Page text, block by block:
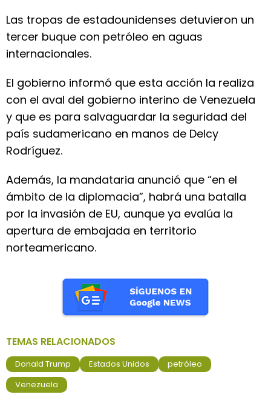
Las tropas de estadounidenses detuvieron un
tercer buque con petróleo en aguas
internacionales.
El gobierno informó que esta acción la realiza
con el aval del gobierno interino de Venezuela
y que es para salvaguardar la seguridad del
país sudamericano en manos de Delcy
Rodríguez.
Además, la mandataria anunció que “en el
ámbito de la diplomacia”, habrá una batalla
por la invasión de EU, aunque ya evalúa la
apertura de embajada en territorio
norteamericano.
TEMAS RELACIONADOS
Donald Trump Estados Unidos
petróleo
Venezuela